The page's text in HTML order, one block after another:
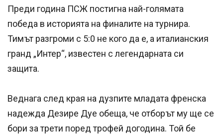
Преди година ПСЖ постигна най-голямата
победа в историята на финалите на турнира.
Тимът разгроми с 5:0 не кого да е, а италианския
гранд „Интер“, известен с легендарната си
защита.
Веднага след края на дузпите младата френска
надежда Дезире Дуе обеща, че отборът му ще се
бори за трети поред трофей догодина. Той бе